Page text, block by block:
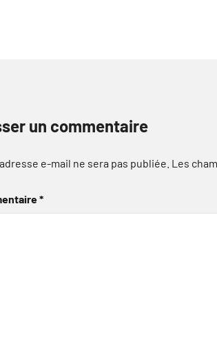
un commentaire
e-mail ne sera pas publiée. Les
*